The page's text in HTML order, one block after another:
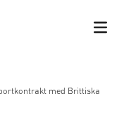
med Brittiska